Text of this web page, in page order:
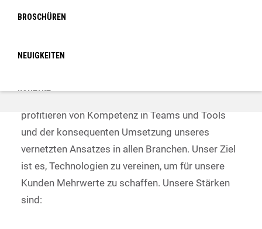
BROSCHÜREN
NEUIGKEITEN
KONTAKT
LOGIN
profitieren von Kompetenz in Teams und Tools
und der konsequenten Umsetzung unseres
vernetzten Ansatzes in allen Branchen. Unser Ziel
ist es, Technologien zu vereinen, um für unsere
Kunden Mehrwerte zu schaffen. Unsere Stärken
sind: